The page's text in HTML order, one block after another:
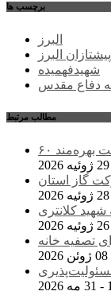
برچسب ها
البرز
پیشتازان البرز
شهیدفهمیده
دفاع مقدس
مطالب مرتبط
۶۰ هزار البرزی از خدمات اردوهای جهادی سلامت بهره‌مند
گاز استان
پایانه شهید کلانتری
ریال برای تصفیه خانه